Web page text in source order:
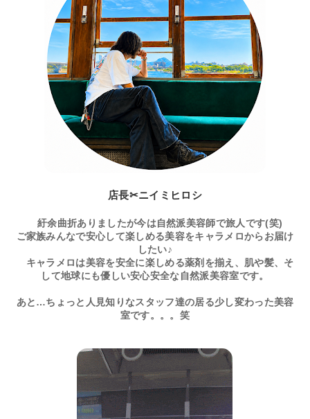
店長✂ニイミヒロシ
紆余曲折ありましたが今は自然派美容師で旅人です(笑)
ご家族みんなで安心して楽しめる美容をキャラメロからお届け
したい♪
キャラメロは美容を安全に楽しめる薬剤を揃え、肌や髪、そ
して地球にも優しい安心安全な自然派美容室です。
あと…ちょっと人見知りなスタッフ達の居る少し変わった美容
室です。。。笑